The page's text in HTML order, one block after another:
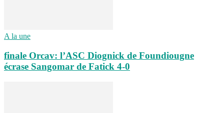
A la une
finale Orcav: l’ASC Diognick de Foundiougne
écrase Sangomar de Fatick 4-0